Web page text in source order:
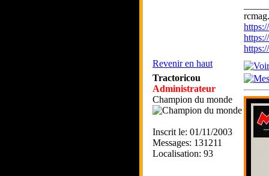
Revenir en haut
Tractoricou
Administrateur
Champion du monde
Inscrit le: 01/11/2003
Messages: 131211
Localisation: 93